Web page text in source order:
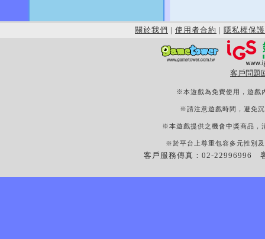
關於我們 | 使用者合約 | 隱私權保護
客戶問題
※本遊戲為免費使用，遊戲
※請注意遊戲時間，避免
※本遊戲提供之機會中獎商品，
※於平台上尊重包容多元性別
客戶服務傳真：02-22996996